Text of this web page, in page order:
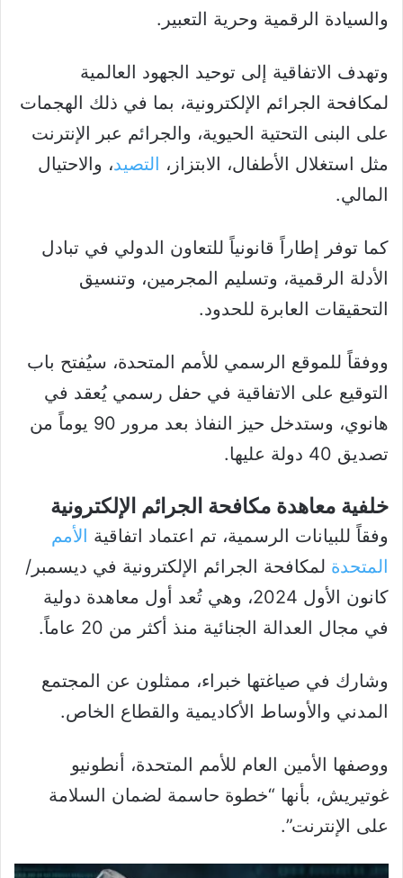
والسيادة الرقمية وحرية التعبير.
وتهدف الاتفاقية إلى توحيد الجهود العالمية
لمكافحة الجرائم الإلكترونية، بما في ذلك الهجمات
على البنى التحتية الحيوية، والجرائم عبر الإنترنت
مثل استغلال الأطفال، الابتزاز، التصيد، والاحتيال
المالي.
كما توفر إطاراً قانونياً للتعاون الدولي في تبادل
الأدلة الرقمية، وتسليم المجرمين، وتنسيق
التحقيقات العابرة للحدود.
ووفقاً للموقع الرسمي للأمم المتحدة، سيُفتح باب
التوقيع على الاتفاقية في حفل رسمي يُعقد في
هانوي، وستدخل حيز النفاذ بعد مرور 90 يوماً من
تصديق 40 دولة عليها.
خلفية معاهدة مكافحة الجرائم الإلكترونية
وفقاً للبيانات الرسمية، تم اعتماد اتفاقية الأمم
المتحدة لمكافحة الجرائم الإلكترونية في ديسمبر/
كانون الأول 2024، وهي تُعد أول معاهدة دولية
في مجال العدالة الجنائية منذ أكثر من 20 عاماً.
وشارك في صياغتها خبراء، ممثلون عن المجتمع
المدني والأوساط الأكاديمية والقطاع الخاص.
ووصفها الأمين العام للأمم المتحدة، أنطونيو
غوتيريش، بأنها “خطوة حاسمة لضمان السلامة
على الإنترنت”.